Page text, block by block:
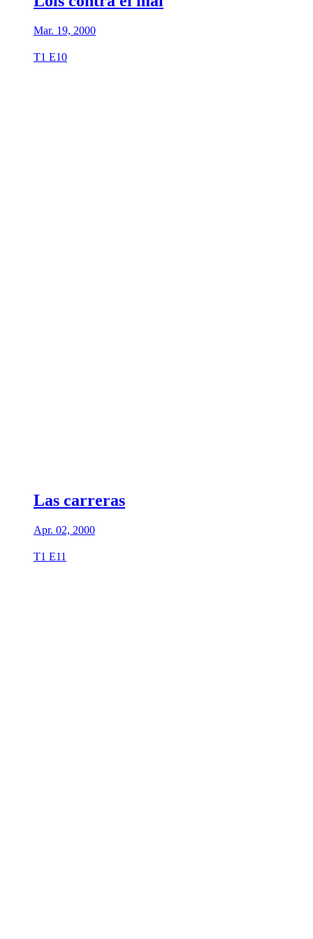
Mar. 19, 2000
T1 E10
Las carreras
Apr. 02, 2000
T1 E11